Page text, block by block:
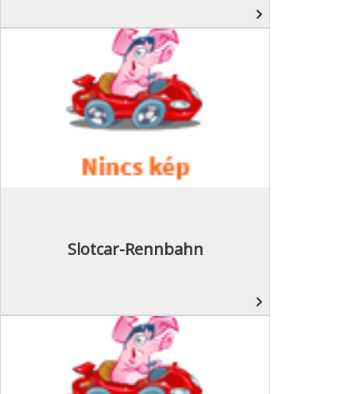
navigate_next
Slotcar-Rennbahn
navigate_next